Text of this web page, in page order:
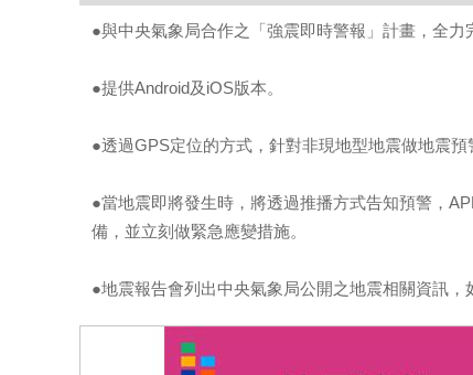
●與中央氣象局合作之「強震即時警報」計畫，全力
●提供Android及iOS版本。
●透過GPS定位的方式，針對非現地型地震做地震預
●當地震即將發生時，將透過推播方式告知預警，
備，並立刻做緊急應變措施。
●地震報告會列出中央氣象局公開之地震相關資訊